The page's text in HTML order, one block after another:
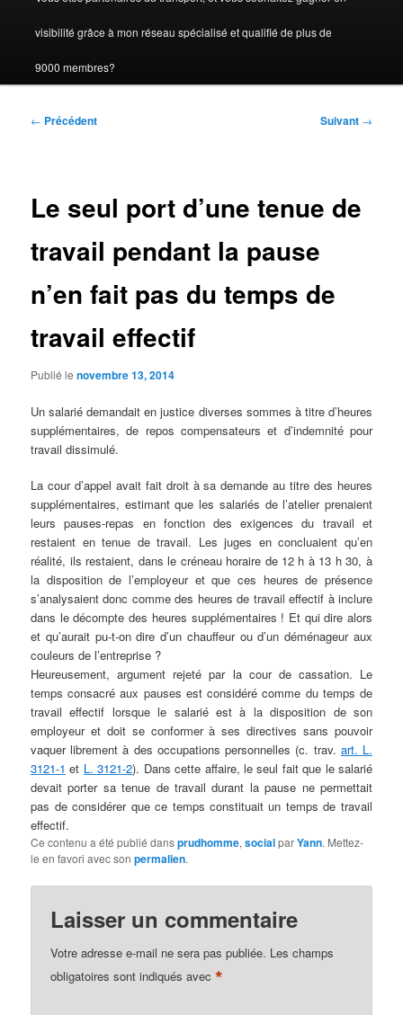
visibilité grâce à mon réseau spécialisé et qualifié de plus de
9000 membres?
Navigation
← Précédent Suivant →
Le seul port d’une tenue de
travail pendant la pause
n’en fait pas du temps de
travail effectif
Publié lenovembre 13, 2014
Un salarié demandait en justice diverses sommes à titre d’heures
supplémentaires, de repos compensateurs et d’indemnité pour
travail dissimulé.
La cour d’appel avait fait droit à sa demande au titre des heures
supplémentaires, estimant que les salariés de l’atelier prenaient
leurs pauses-repas en fonction des exigences du travail et
restaient en tenue de travail. Les juges en concluaient qu’en
réalité, ils restaient, dans le créneau horaire de 12 h à 13 h 30, à
la disposition de l’employeur et que ces heures de présence
s’analysaient donc comme des heures de travail effectif à inclure
dans le décompte des heures supplémentaires ! Et qui dire alors
et qu’aurait pu-t-on dire d’un chauffeur ou d’un déménageur aux
couleurs de l’entreprise ?
Heureusement, argument rejeté par la cour de cassation. Le
temps consacré aux pauses est considéré comme du temps de
travail effectif lorsque le salarié est à la disposition de son
employeur et doit se conformer à ses directives sans pouvoir
vaquer librement à des occupations personnelles (c. trav. art. L.
3121-1 et L. 3121-2). Dans cette affaire, le seul fait que le salarié
devait porter sa tenue de travail durant la pause ne permettait
pas de considérer que ce temps constituait un temps de travail
effectif.
Ce contenu a été publié dansprudhomme,socialparYann. Mettez-
le en favori avec sonpermalien.
Laisser un commentaire
Votre adresse e-mail ne sera pas publiée. Les champs
obligatoires sont indiqués avec*